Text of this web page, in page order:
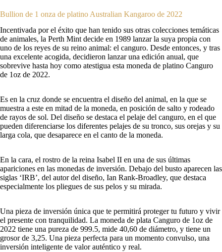
Bullion de 1 onza de platino Australian Kangaroo de 2022
Incentivada por el éxito que han tenido sus otras colecciones temáticas
de animales, la Perth Mint decide en 1989 lanzar la suya propia con
uno de los reyes de su reino animal: el canguro. Desde entonces, y tras
una excelente acogida, decidieron lanzar una edición anual, que
sobrevive hasta hoy como atestigua esta moneda de platino Canguro
de 1oz de 2022.
Es en la cruz donde se encuentra el diseño del animal, en la que se
muestra a este en mitad de la moneda, en posición de salto y rodeado
de rayos de sol. Del diseño se destaca el pelaje del canguro, en el que
pueden diferenciarse los diferentes pelajes de su tronco, sus orejas y su
larga cola, que desaparece en el canto de la moneda.
En la cara, el rostro de la reina Isabel II en una de sus últimas
apariciones en las monedas de inversión. Debajo del busto aparecen las
siglas ‘IRB’, del autor del diseño, Ian Rank-Broadley, que destaca
especialmente los pliegues de sus pelos y su mirada.
Una pieza de inversión única que te permitirá proteger tu futuro y vivir
el presente con tranquilidad. La moneda de plata Canguro de 1oz de
2022 tiene una pureza de 999.5, mide 40,60 de diámetro, y tiene un
grosor de 3,25. Una pieza perfecta para un momento convulso, una
inversión inteligente de valor auténtico y real.